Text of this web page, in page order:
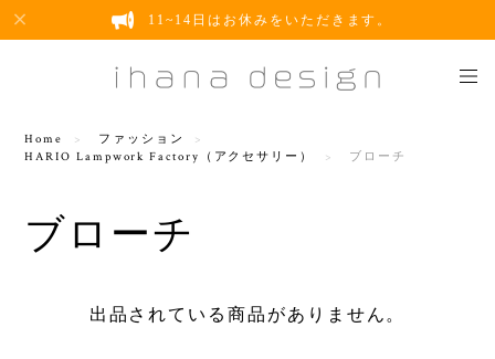
11~14日はお休みをいただきます。
Home
ファッション
HARIO Lampwork Factory（アクセサリー）
ブローチ
ブローチ
出品されている商品がありません。